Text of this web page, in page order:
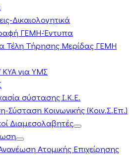
Δικαιολογητικά
ΓΕΜΗ-Έντυπα
Τέλη Τήρησης Μερίδας ΓΕΜΗ
ΚΥΑ για ΥΜΣ
σύστασης Ι.Κ.Ε.
Σύσταση Κοινωνικής (Κοιν.Σ.Επ.)
Διαμεσολαβητές
Ατομικής Επιχείρησης